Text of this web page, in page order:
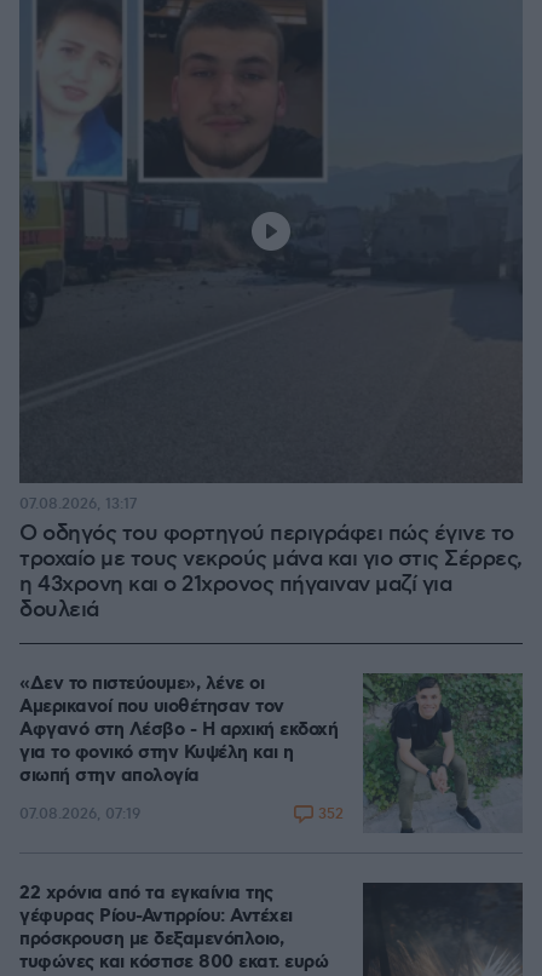
Ο οδηγός του φορτηγού περιγράφει πώς έγινε το
τροχαίο με τους νεκρούς μάνα και γιο στις Σέρρες,
η 43χρονη και ο 21χρονος πήγαιναν μαζί για
δουλειά
07.08.2026, 13:17
«Δεν το πιστεύουμε», λένε οι
Αμερικανοί που υιοθέτησαν τον
Αφγανό στη Λέσβο - Η αρχική εκδοχή
για το φονικό στην Κυψέλη και η
σιωπή στην απολογία
07.08.2026, 07:19 352
22 χρόνια από τα εγκαίνια της
γέφυρας Ρίου-Αντιρρίου: Αντέχει
πρόσκρουση με δεξαμενόπλοιο,
τυφώνες και κόστισε 800 εκατ. ευρώ